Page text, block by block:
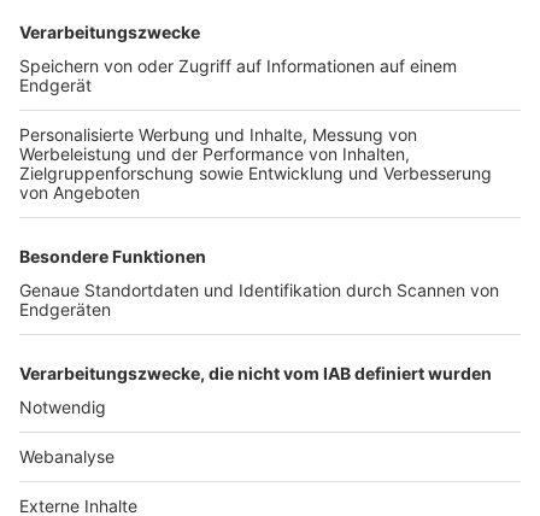
TOP-VEREINE
TOP-PARTNER
Nutzungsbedingungen Datenschutz Impressum